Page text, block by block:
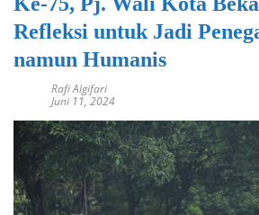
Refleksi untuk Jadi
namun Humanis
Rafi Algifari
Juni 11, 2024